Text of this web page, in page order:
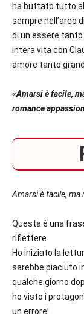
ha buttato tutto
sempre nell’arco
di un essere
intera vita con
amore tanto
«Amarsi è facile,
romance
Amarsi è facile, ma
Questa è una
riflettere.
Ho iniziato la
sarebbe piaciuto
qualche giorno
ho visto i
un errore!